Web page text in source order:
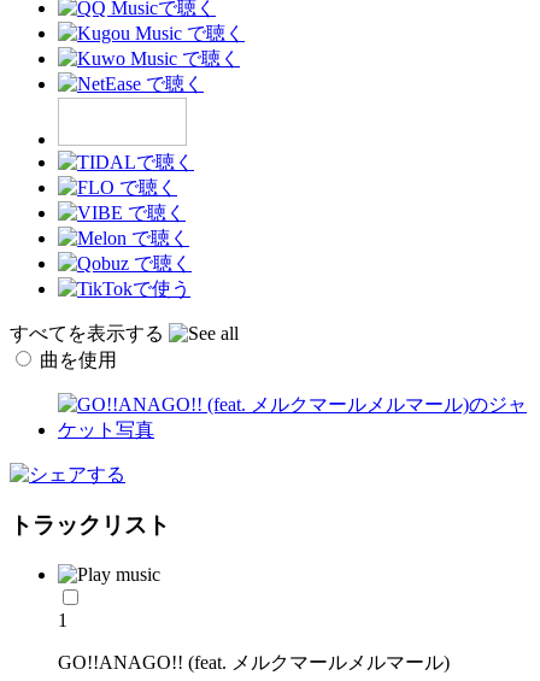
すべてを表示する
曲を使用
トラックリスト
1
GO!!ANAGO!! (feat. メルクマールメルマール)